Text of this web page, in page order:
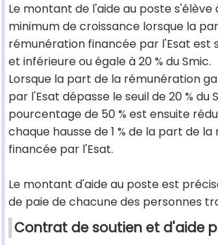
Le montant de l'aide au poste s'élève
minimum de croissance lorsque la
rémunération financée par l'Esat est
et inférieure ou égale à 20 % du Smic.
Lorsque la part de la rémunération
par l'Esat dépasse le seuil de 20 % du
pourcentage de 50 % est ensuite
chaque hausse de 1 % de la part de
financée par l'Esat.
Le montant d'aide au poste est
de paie de chacune des personnes
Contrat de soutien et d'aide